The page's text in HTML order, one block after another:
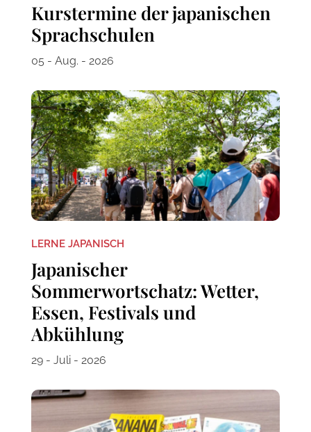
Kurstermine der japanischen
Sprachschulen
05 - Aug. - 2026
LERNE JAPANISCH
Japanischer
Sommerwortschatz: Wetter,
Essen, Festivals und
Abkühlung
29 - Juli - 2026